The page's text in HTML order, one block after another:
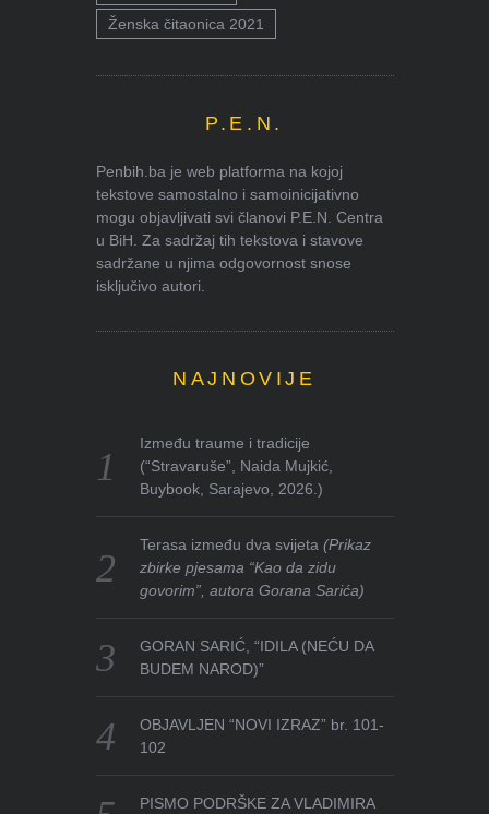
Ženska čitaonica 2021
P.E.N.
Penbih.ba je web platforma na kojoj
tekstove samostalno i samoinicijativno
mogu objavljivati svi članovi P.E.N. Centra
u BiH. Za sadržaj tih tekstova i stavove
sadržane u njima odgovornost snose
isključivo autori.
NAJNOVIJE
Između traume i tradicije
(“Stravaruše”, Naida Mujkić,
Buybook, Sarajevo, 2026.)
Terasa između dva svijeta(Prikaz
zbirke pjesama “Kao da zidu
govorim”, autora Gorana Sarića)
GORAN SARIĆ, “IDILA (NEĆU DA
BUDEM NAROD)”
OBJAVLJEN “NOVI IZRAZ” br. 101-
102
PISMO PODRŠKE ZA VLADIMIRA